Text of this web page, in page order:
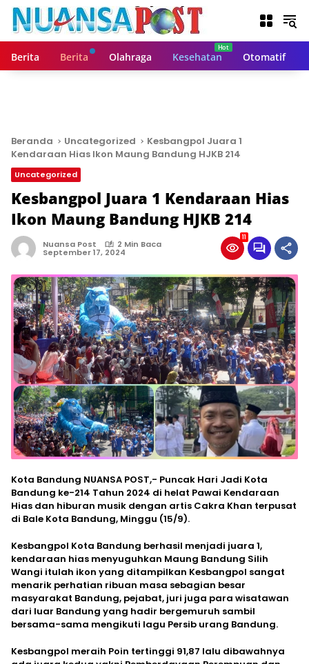
Berita Berita Olahraga Kesehatan Otomatif
Beranda Uncategorized
Kesbangpol Juara 1
Kendaraan Hias Ikon Maung Bandung HJKB 214
Uncategorized
Kesbangpol Juara 1 Kendaraan Hias
Ikon Maung Bandung HJKB 214
Nuansa Post 2 Min Baca
September 17, 2024
11
Kota Bandung NUANSA POST,- Puncak Hari Jadi Kota
Bandung ke-214 Tahun 2024 di helat Pawai Kendaraan
Hias dan hiburan musik dengan artis Cakra Khan terpusat
di Bale Kota Bandung, Minggu (15/9).
Kesbangpol Kota Bandung berhasil menjadi juara 1,
kendaraan hias menyuguhkan Maung Bandung Silih
Wangi itulah ikon yang ditampilkan Kesbangpol sangat
menarik perhatian ribuan masa sebagian besar
masyarakat Bandung, pejabat, juri juga para wisatawan
dari luar Bandung yang hadir bergemuruh sambil
bersama-sama mengikuti lagu Persib urang Bandung.
Kesbangpol meraih Poin tertinggi 91,87 lalu dibawahnya